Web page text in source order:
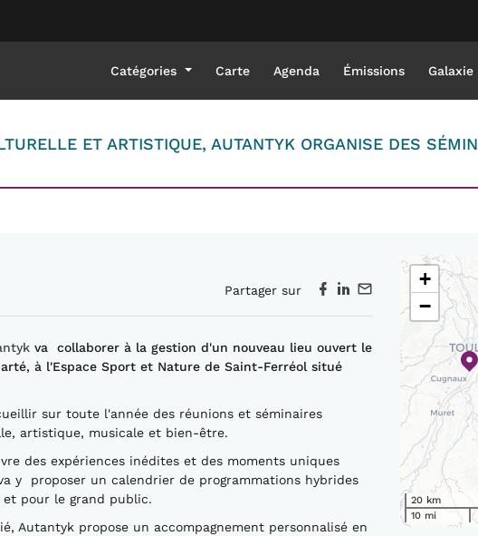
Catégories Carte Agenda Émissions Galaxie
ET ARTISTIQUE, AUTANTYK ORGANISE DES
Partager sur
va collaborer à la gestion d'un nouveau lieu ouvert le
à l'Espace Sport et Nature de Saint-Ferréol situé
sur toute l'année des réunions et séminaires
artistique, musicale et bien-être.
des expériences inédites et des moments uniques
y proposer un calendrier de programmations hybrides
pour le grand public.
Autantyk propose un accompagnement personnalisé en
+
−
20 km
10 mi